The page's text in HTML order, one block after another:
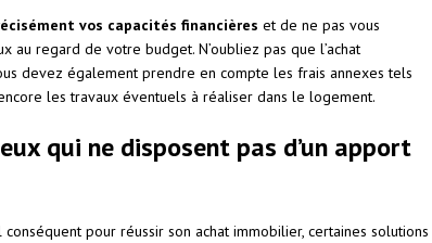
vos capacités financières et de ne pas vous
regard de votre budget. N’oubliez pas que l’achat
devez également prendre en compte les frais annexes tels
les travaux éventuels à réaliser dans le logement.
qui ne disposent pas d’un apport
pour réussir son achat immobilier, certaines solutions